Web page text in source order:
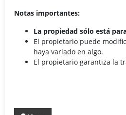
Notas importantes:
La propiedad sólo está
El propietario puede
haya variado en algo.
El propietario garantiza la